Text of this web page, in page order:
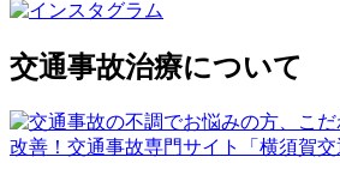
交通事故治療について